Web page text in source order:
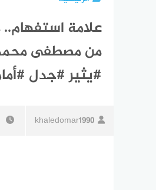
علامة
من مصطفى
#يثير #جدل
khaledomar1990